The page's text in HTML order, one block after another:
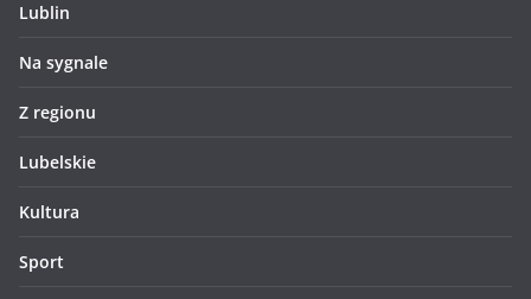
Lublin
Na sygnale
Z regionu
Lubelskie
Kultura
Sport